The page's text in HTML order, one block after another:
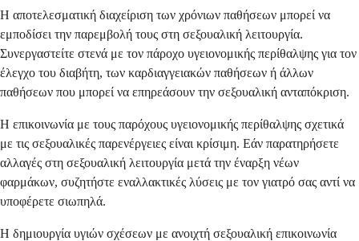
Η αποτελεσματική διαχείριση των χρόνιων παθήσεων μπορεί να
εμποδίσει την παρεμβολή τους στη σεξουαλική λειτουργία.
Συνεργαστείτε στενά με τον πάροχο υγειονομικής περίθαλψης για τον
έλεγχο του διαβήτη, των καρδιαγγειακών παθήσεων ή άλλων
παθήσεων που μπορεί να επηρεάσουν την σεξουαλική ανταπόκριση.
Η επικοινωνία με τους παρόχους υγειονομικής περίθαλψης σχετικά
με τις σεξουαλικές παρενέργειες είναι κρίσιμη. Εάν παρατηρήσετε
αλλαγές στη σεξουαλική λειτουργία μετά την έναρξη νέων
φαρμάκων, συζητήστε εναλλακτικές λύσεις με τον γιατρό σας αντί να
υποφέρετε σιωπηλά.
Η δημιουργία υγιών σχέσεων με ανοιχτή σεξουαλική επικοινωνία